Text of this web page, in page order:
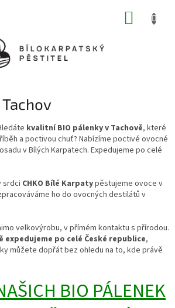
kvalitní BIO pálenky v Tachově, které
a poctivou chuť? Nabízíme poctivé ovocné
v Bílých Karpatech. Expedujeme po celé
srdci CHKO Bílé Karpatypěstujeme ovoce v
ho do ovocných destilátů v
velkovýrobu, v přímém kontaktu s přírodou.
expedujeme po celé České republice,
můžete dopřát bez ohledu na to, kde právě
BIO PÁLENEK